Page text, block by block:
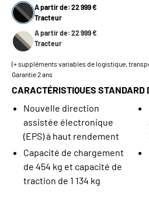
A partir de: 22 999 €
Tracteur
A partir de: 22 999 €
Tracteur
(+ suppléments variables de logistique,
Garantie 2 ans
CARACTÉRISTIQUES STANDARD
Nouvelle direction
assistée électronique
(EPS) à haut rendement
Capacité de chargement
de 454 kg et capacité de
traction de 1 134 kg